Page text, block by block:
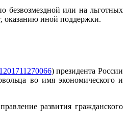
безвозмездной или на льготных
оказанию иной поддержки.
) президента России
во имя экономического и
развития гражданского